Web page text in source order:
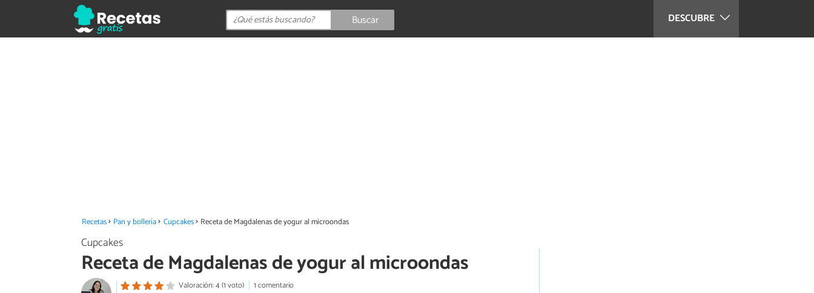
DESCUBRE
Buscar
Recetas Pan y bollería Cupcakes Receta de Magdalenas de yogur al microondas
Cupcakes
Receta de Magdalenas de yogur al microondas
Valoración: 4 (1 voto)
1 comentario